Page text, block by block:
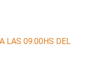
LAS 09:00HS DEL